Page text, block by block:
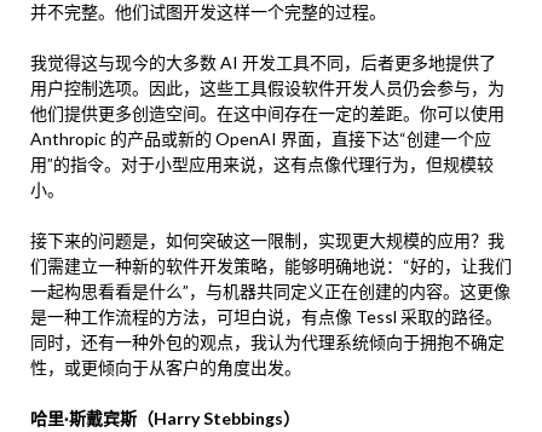
并不完整。他们试图开发这样一个完整的过程。
我觉得这与现今的大多数 AI 开发工具不同，后者更多地提供了
用户控制选项。因此，这些工具假设软件开发人员仍会参与，为
他们提供更多创造空间。在这中间存在一定的差距。你可以使用
Anthropic 的产品或新的 OpenAI 界面，直接下达“创建一个应
用”的指令。对于小型应用来说，这有点像代理行为，但规模较
小。
接下来的问题是，如何突破这一限制，实现更大规模的应用？我
们需建立一种新的软件开发策略，能够明确地说：“好的，让我们
一起构思看看是什么”，与机器共同定义正在创建的内容。这更像
是一种工作流程的方法，可坦白说，有点像 Tessl 采取的路径。
同时，还有一种外包的观点，我认为代理系统倾向于拥抱不确定
性，或更倾向于从客户的角度出发。
哈里·斯戴宾斯（Harry Stebbings）